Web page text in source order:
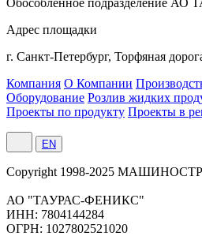
Обособленное подразделение АО
Адрес площадки
г. Санкт-Петербург, Торфяная
Компания О Компании
Оборудование Розлив жидких
Проекты по продукту Проекты в
EN
Сopyright 1998-2025
АО "ТАУРАС-ФЕНИКС"
ИНН: 7804144284
ОГРН: 1027802521020